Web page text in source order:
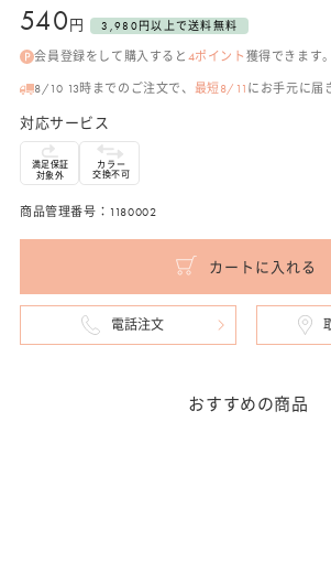
通
価
格
540円 3,980円以上で送料無料
会員登録をして購入すると 4ポイント 獲得できます。
8/10 13時までのご注文で、 最短8/11 にお手元に届
対応サービス
満足保証
対象外
カラー
交換不可
商品管理番号：1180002
カートに入れる
電話注文
おすすめの商品